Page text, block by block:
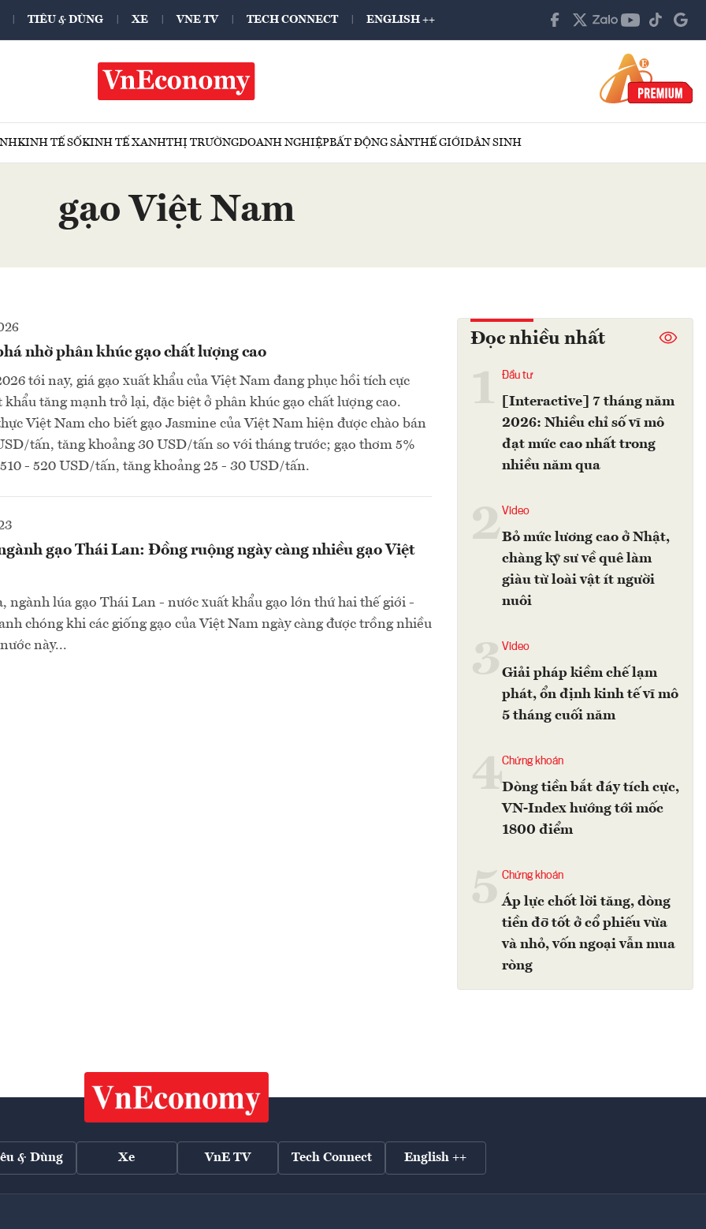
TIÊU & DÙNG XE VNE TV TECH CONNECT ENGLISH ++
KINH TẾ SỐKINH TẾ XANHTHỊ TRƯỜNGDOANH NGHIỆPBẤT ĐỘNG SẢNTHẾ GIỚIDÂN SINH
gạo Việt Nam
nhờ phân khúc gạo chất lượng cao
tới nay, giá gạo xuất khẩu của Việt Nam đang phục hồi tích cực
khẩu tăng mạnh trở lại, đặc biệt ở phân khúc gạo chất lượng cao.
Việt Nam cho biết gạo Jasmine của Việt Nam hiện được chào bán
tấn, tăng khoảng 30 USD/tấn so với tháng trước; gạo thơm 5%
- 520 USD/tấn, tăng khoảng 25 - 30 USD/tấn.
gạo Thái Lan: Đồng ruộng ngày càng nhiều gạo Việt
ngành lúa gạo Thái Lan - nước xuất khẩu gạo lớn thứ hai thế giới -
chóng khi các giống gạo của Việt Nam ngày càng được trồng nhiều
này...
Đọc nhiều nhất
Đầu tư
[Interactive] 7 tháng năm
2026: Nhiều chỉ số vĩ mô
đạt mức cao nhất trong
nhiều năm qua
2Video
Bỏ mức lương cao ở Nhật,
chàng kỹ sư về quê làm
giàu từ loài vật ít người
nuôi
Video
Giải pháp kiềm chế lạm
phát, ổn định kinh tế vĩ mô
5 tháng cuối năm
4Chứng khoán
Dòng tiền bắt đáy tích cực,
VN-Index hướng tới mốc
1800 điểm
Chứng khoán
Áp lực chốt lời tăng, dòng
tiền đỡ tốt ở cổ phiếu vừa
và nhỏ, vốn ngoại vẫn mua
ròng
& Dùng Xe VnE TV Tech Connect English ++